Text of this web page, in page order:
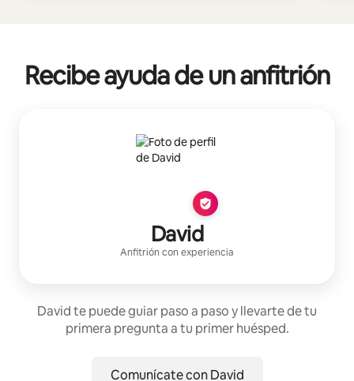
Recibe ayuda de un anfitrión
David
Anfitrión con experiencia
David te puede guiar paso a paso y llevarte de tu
primera pregunta a tu primer huésped.
Comunícate con David